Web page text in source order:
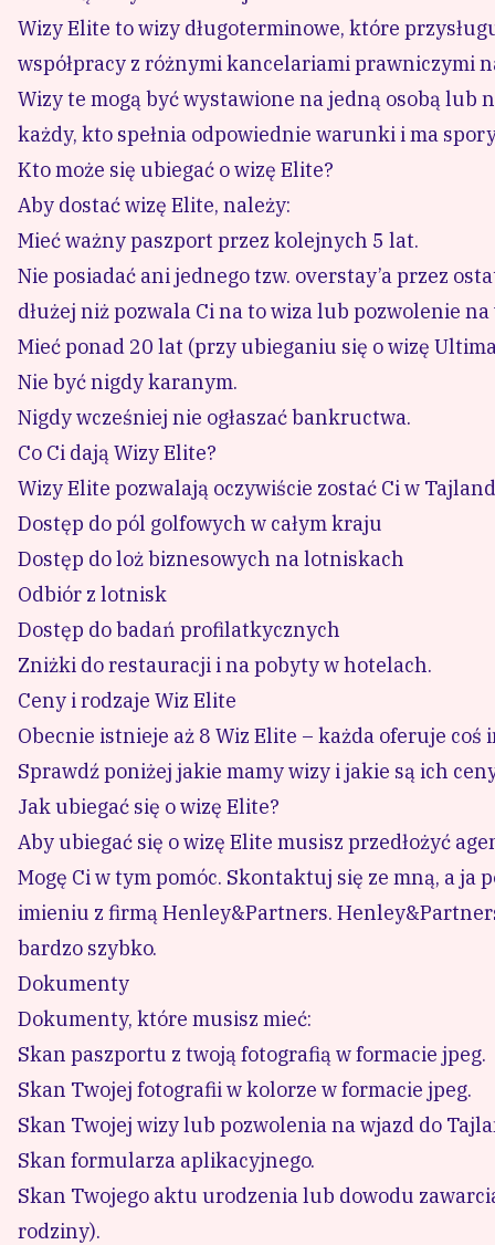
Wizy Elite to wizy długoterminowe, które
współpracy z różnymi kancelariami prawniczymi
Wizy te mogą być wystawione na jedną osobą lub
każdy, kto spełnia odpowiednie warunki i ma
Kto może się ubiegać o wizę Elite?
Aby dostać wizę Elite, należy:
Mieć ważny paszport przez kolejnych 5 lat.
Nie posiadać ani jednego tzw. overstay’a przez
dłużej niż pozwala Ci na to wiza lub pozwolenie na
Mieć ponad 20 lat (przy ubieganiu się o wizę
Nie być nigdy karanym.
Nigdy wcześniej nie ogłaszać bankructwa.
Co Ci dają Wizy Elite?
Wizy Elite pozwalają oczywiście zostać Ci w
Dostęp do pól golfowych w całym kraju
Dostęp do loż biznesowych na lotniskach
Odbiór z lotnisk
Dostęp do badań profilatkycznych
Zniżki do restauracji i na pobyty w hotelach.
Ceny i rodzaje Wiz Elite
Obecnie istnieje aż 8 Wiz Elite – każda oferuje
Sprawdź poniżej jakie mamy wizy i jakie są ich
Jak ubiegać się o wizę Elite?
Aby ubiegać się o wizę Elite musisz przedłożyć
Mogę Ci w tym pomóc. Skontaktuj się ze mną, a ja
imieniu z firmą Henley&Partners.
bardzo szybko.
Dokumenty
Dokumenty, które musisz mieć:
Skan paszportu z twoją fotografią w formacie jpeg.
Skan Twojej fotografii w kolorze w formacie jpeg.
Skan Twojej wizy lub pozwolenia na wjazd do
Skan formularza aplikacyjnego.
Skan Twojego aktu urodzenia lub dowodu
rodziny).